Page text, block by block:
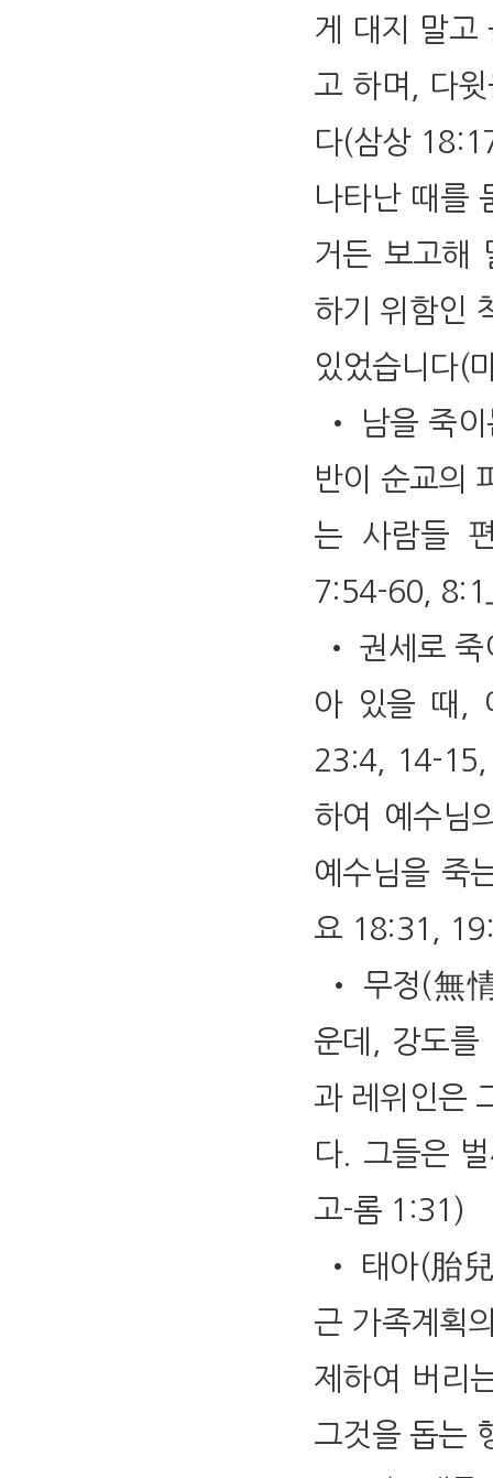
게 대지 말고
고 하며, 다
다(삼상
나타난 때를
거든 보고해
하기 위함인
있었습니다(
• 남을 죽이
반이 순교의
는 사람들
7:54-60,
• 권세로 죽
아 있을 때,
23:4, 14-15,
하여 예수님
예수님을 죽
요 18:31,
• 무정(無
운데, 강도를
과 레위인은
다. 그들은
고-롬 1:31)
• 태아(胎
근 가족계획
제하여 버리
그것을 돕는